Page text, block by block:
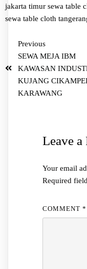
jakarta timur sewa table
sewa table cloth
Previous
SEWA MEJA IBM
KAWASAN
KUJANG
KARAWANG
Leave a
Your email
Required
COMMENT *